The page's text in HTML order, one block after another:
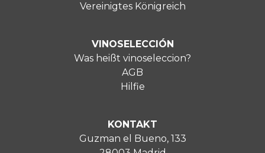
Vereinigtes Königreich
VINOSELECCIÓN
Was heißt vinoseleccion?
AGB
Hilfie
KONTAKT
Guzman el Bueno, 133